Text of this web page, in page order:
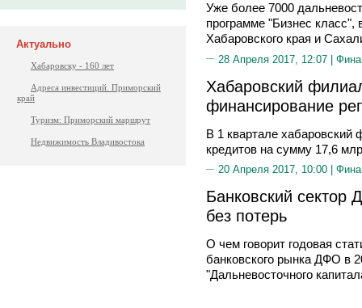
Актуально
Хабаровску - 160 лет
Адреса инвестиций. Приморский
край
Туризм: Приморский маршрут
Недвижимость Владивостока
Уже более 7000
программе "Бизнес
Хабаровского края и
28 Апреля 2017, 12:07 |
Хабаровский
финансирование
В 1 квартале
кредитов на сумму 17,6
20 Апреля 2017, 10:00 |
Банковский сектор
без потерь
О чем говорит годовая
банковского рынка ДФО в
"Дальневосточного